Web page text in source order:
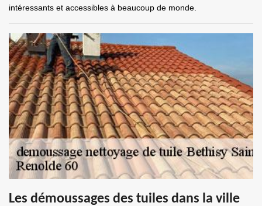
intéressants et accessibles à beaucoup de monde.
Les démoussages des tuiles dans la ville